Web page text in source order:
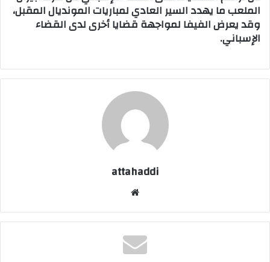
الملعب ما يهدد السير العادي لمباريات المونديال المقبل،
وقد يعرض الفيفا لمواجهة قضايا أخرى لدى القضاء
الإسباني.
attahaddi
الوي
ب